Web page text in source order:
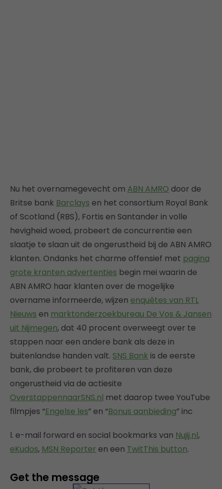
Nu het overnamegevecht om ABN AMRO door de
Britse bank Barclays en het consortium Royal Bank
of Scotland (RBS), Fortis en Santander in volle
hevigheid woed, probeert de concurrentie een
slaatje te slaan uit de ongerustheid bij de ABN AMRO
klanten. Ondanks het charme offensief met pagina
grote kranten advertenties begin mei waarin de
ABN AMRO haar klanten over de mogelijke
overname informeerde, wijzen enquêtes van RTL
Nieuws en marktonderzoekbureau De Vos & Jansen
uit Nijmegen, dat 40 procent overweegt over te
stappen naar een andere bank als deze in
buitenlandse handen valt. SNS Bank is de eerste
bank, die probeert te profiteren van deze
ongerustheid via de actiesite
OverstappennaarSNS.nl met daarop twee YouTube
filmpjes “Engelse les” en “Bonus aanbieding” inc
l. e-mail forward en social bookmarks van Nujij.nl,
eKudos, MSN Reporter en een TwitThis button.
Get the message